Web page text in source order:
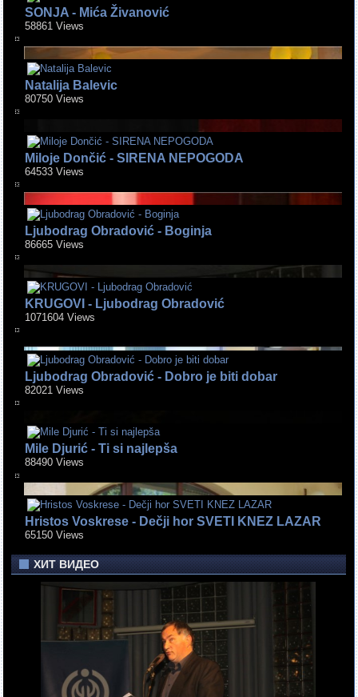
SONJA - Mića Živanović
58861 Views
Natalija Balevic
80750 Views
Miloje Dončić - SIRENA NEPOGODA
64533 Views
Ljubodrag Obradović - Boginja
86665 Views
KRUGOVI - Ljubodrag Obradović
1071604 Views
Ljubodrag Obradović - Dobro je biti dobar
82021 Views
Mile Djurić - Ti si najlepša
88490 Views
Hristos Voskrese - Dečji hor SVETI KNEZ LAZAR
65150 Views
ХИТ ВИДЕО